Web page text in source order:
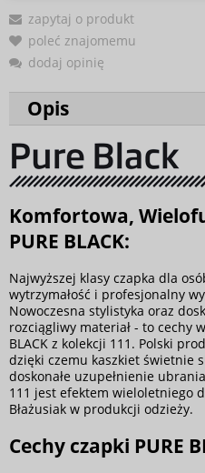
zapytaj o produkt
poleć znajomemu
dodaj opinię
Opis
Komfortowa,
PURE BLACK:
Najwyższej klasy czapka dla
wytrzymałość i profesjonalny
Nowoczesna stylistyka oraz
rozciągliwy materiał - to cechy
BLACK z kolekcji 111. Polski
dzięki czemu kaszkiet świetnie
doskonałe uzupełnienie
111 jest efektem wieloletniego
Błażusiak w produkcji odzieży.
Cechy czapki PURE